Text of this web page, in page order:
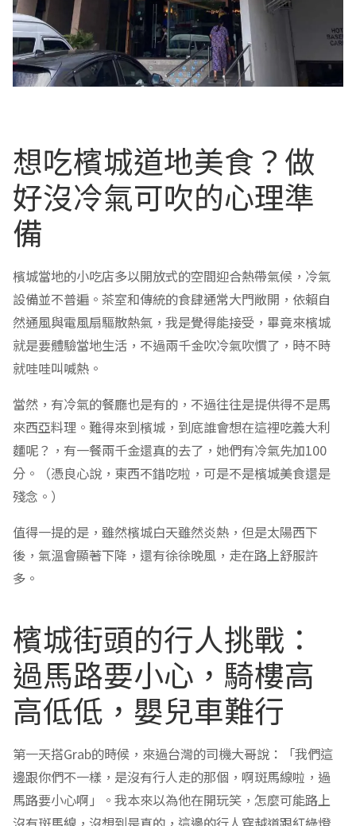
想吃檳城道地美食？做
好沒冷氣可吹的心理準
備
檳城當地的小吃店多以開放式的空間迎合熱帶氣候，冷氣
設備並不普遍。茶室和傳統的食肆通常大門敞開，依賴自
然通風與電風扇驅散熱氣，我是覺得能接受，畢竟來檳城
就是要體驗當地生活，不過兩千金吹冷氣吹慣了，時不時
就哇哇叫喊熱。
當然，有冷氣的餐廳也是有的，不過往往是提供得不是馬
來西亞料理。難得來到檳城，到底誰會想在這裡吃義大利
麵呢？，有一餐兩千金還真的去了，她們有冷氣先加100
分。（憑良心說，東西不錯吃啦，可是不是檳城美食還是
殘念。）
值得一提的是，雖然檳城白天雖然炎熱，但是太陽西下
後，氣溫會顯著下降，還有徐徐晚風，走在路上舒服許
多。
檳城街頭的行人挑戰：
過馬路要小心，騎樓高
高低低，嬰兒車難行
第一天搭Grab的時候，來過台灣的司機大哥說：「我們這
邊跟你們不一樣，是沒有行人走的那個，啊斑馬線啦，過
馬路要小心啊」。我本來以為他在開玩笑，怎麼可能路上